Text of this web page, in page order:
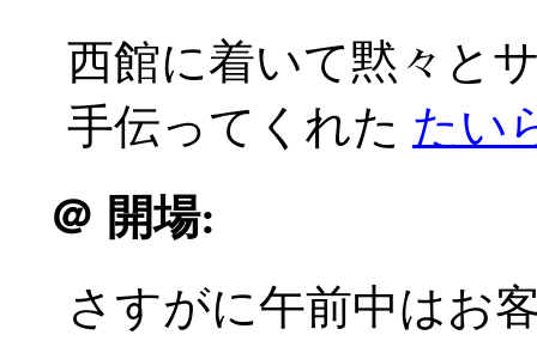
西館に着いて黙々と
手伝ってくれた たい
＠ 開場:
さすがに午前中はお